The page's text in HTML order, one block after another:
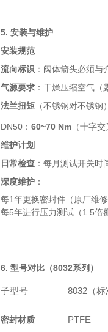
5. 安装与维护
安装规范
流向标识 ：阀体箭头必须与
气源要求 ：干燥压缩空气
法兰扭矩 （不锈钢对不锈钢
DN50：60~70 Nm （十字
维护计划
日常检查 ：每月测试开关时
深度维护 ：
每1年更换密封件（原厂维
每5年进行压力测试（1.5倍
6. 型号对比（8032系列）
子型号 8032（标
密封材质 PTFE